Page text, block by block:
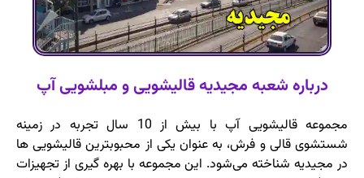
درباره شعبه مجیدیه قالیشویی و مبلشویی آپ
مجموعه قالیشویی آپ با بیش از 10 سال تجربه در زمینه
شستشوی قالی و فرش، به عنوان یکی از محبوبترین قالیشویی ها
در مجیدیه شناخته می‌شود. این مجموعه با بهره ‌گیری از تجهیزات